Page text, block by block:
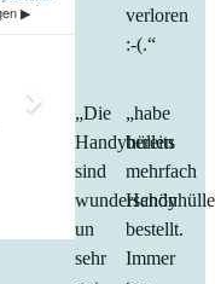
verloren
:-(.“
„Die
Handyhüllen
sind
wunderschön
un
sehr
„habe
bereits
mehrfach
bestellt.
Immer